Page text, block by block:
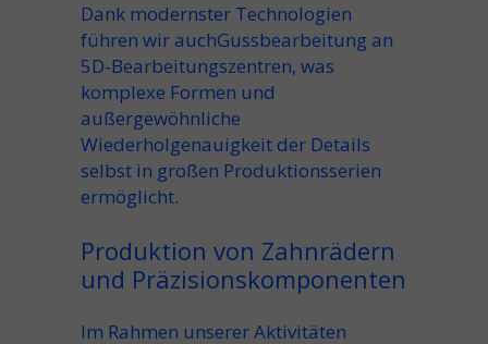
Dank modernster Technologien
führen wir auchGussbearbeitung an
5D-Bearbeitungszentren, was
komplexe Formen und
außergewöhnliche
Wiederholgenauigkeit der Details
selbst in großen Produktionsserien
ermöglicht.
Produktion von Zahnrädern
und Präzisionskomponenten
Im Rahmen unserer Aktivitäten